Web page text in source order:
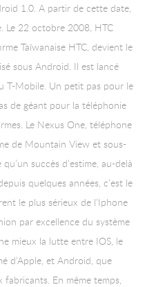
1.0. A partir de cette date,
Le 22 octobre 2008, HTC
Taïwanaise HTC, devient le
sous Android. Il est lancé
T-Mobile. Un petit pas pour le
de géant pour la téléphonie
Le Nexus One, téléphone
de Mountain View et sous-
succès d’estime, au-delà
quelques années, c’est le
le plus sérieux de l’Iphone
par excellence du système
mieux la lutte entre IOS, le
d’Apple, et Android, que
En même temps,